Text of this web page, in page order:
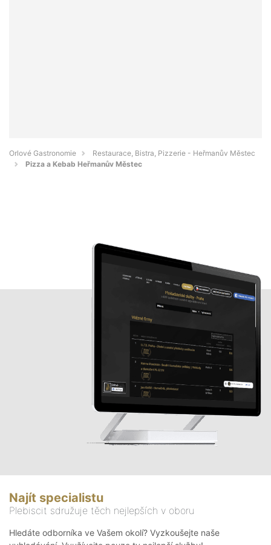
Orlové Gastronomie
Restaurace, Bistra, Pizzerie - Heřmanův Městec
Pizza a Kebab Heřmanův Městec
Najít specialistu
Plebiscit sdružuje těch nejlepších v oboru
Hledáte odborníka ve Vašem okolí? Vyzkoušejte naše